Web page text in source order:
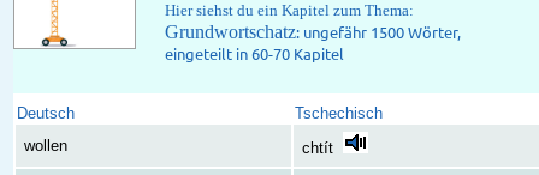
Hier siehst du ein Kapitel zum Thema:
Grundwortschatz: ungefähr 1500 Wörter,
eingeteilt in 60-70 Kapitel
Deutsch
Tschechisch
wollen
chtít